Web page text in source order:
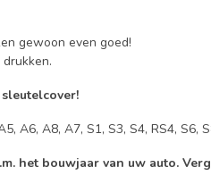
gewoon even goed!
A6, A8, A7, S1, S3, S4, RS4, S6,
het bouwjaar van uw auto.